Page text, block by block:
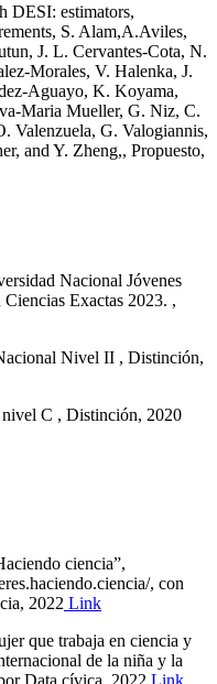
DESI: estimators,
S. Alam,A.Aviles,
J. L. Cervantes-Cota, N.
Morales, V. Halenka, J.
Aguayo, K. Koyama,
Maria Mueller, G. Niz, C.
Valenzuela, G. Valogiannis,
and Y. Zheng,, Propuesto,
Nacional Jóvenes
Exactas 2023. ,
Nivel II , Distinción,
C , Distinción, 2020
ciencia”,
, con
2022 Link
que trabaja en ciencia y
de la niña y la